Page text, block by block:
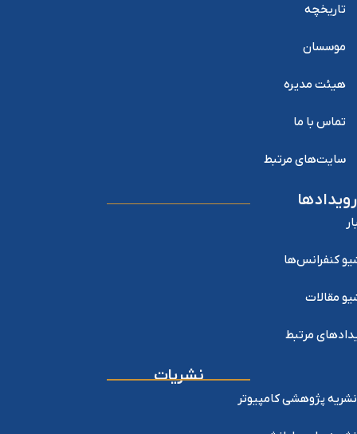
تاریخچه
موسسان
هیئت مدیره
تماس با ما
سایت‌های مرتبط
رویدادها
کنفرانس‌ها
مقالات
مرتبط
نشریات
نشریه پژوهشی کامپیوتر